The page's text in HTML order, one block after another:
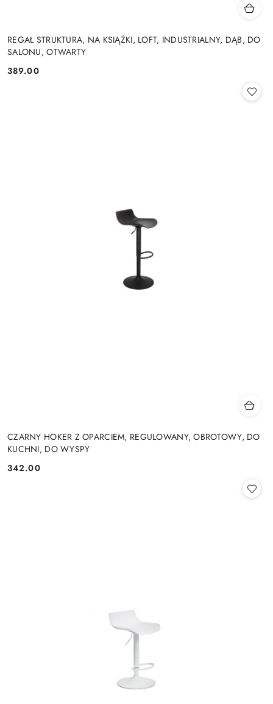
REGAŁ STRUKTURA, NA KSIĄŻKI, LOFT, INDUSTRIALNY, DĄB, DO
SALONU, OTWARTY
Cena:
389.00
CZARNY HOKER Z OPARCIEM, REGULOWANY, OBROTOWY, DO
KUCHNI, DO WYSPY
Cena:
342.00